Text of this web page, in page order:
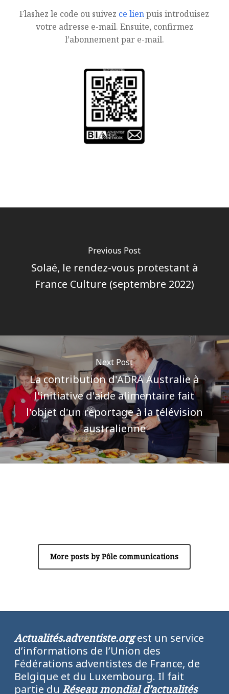
Flashez le code ou suivez ce lienpuis introduisez
votre adresse e-mail. Ensuite, confirmez
l’abonnement par e-mail.
Previous Post
Solaé, le rendez-vous protestant à
France Culture (septembre 2022)
Next Post
La contribution d'ADRA Australie à
l'initiative d'aide alimentaire fait
l'objet d'un reportage à la télévision
australienne
More posts by Pôle communications
Actualités.adventiste.orgest un service
d’informations de l’Union des
Fédérations adventistes de France, de
Belgique et du Luxembourg. Il fait
partie du Réseau mondial d’actualités